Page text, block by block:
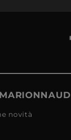
novità